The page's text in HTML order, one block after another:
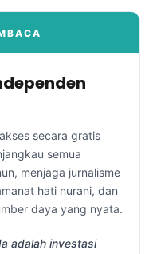
secara gratis
semua
menjaga jurnalisme
hati nurani, dan
daya yang nyata.
adalah investasi